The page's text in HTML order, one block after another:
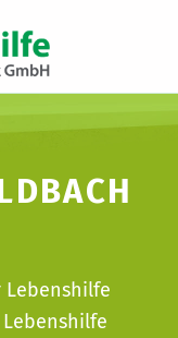
Lebenshilfe